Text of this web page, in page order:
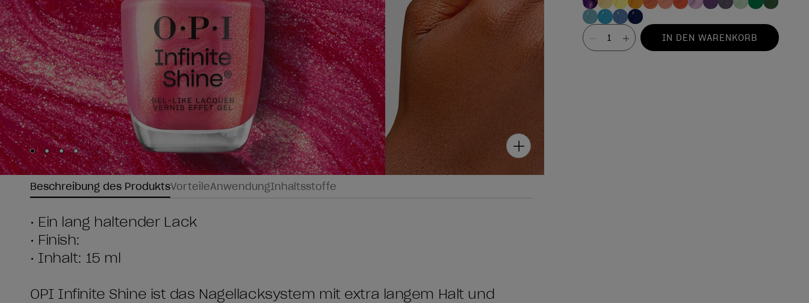
Skip to slide1
Skip to slide2
Skip to slide3
Skip to slide4
Wert
IN DEN WARENKORB
Beschreibung des ProduktsVorteileAnwendungInhaltsstoffe
• Ein lang haltender Lack
• Finish:
• Inhalt: 15 ml
OPI Infinite Shine ist das Nagellacksystem mit extra langem Halt und